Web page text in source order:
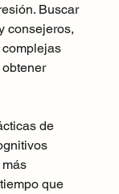
Buscar
consejeros,
de
que